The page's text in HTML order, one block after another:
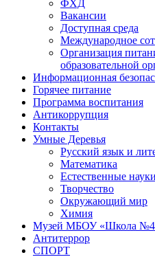
ФХД
Вакансии
Доступная среда
Международное
Организация
образовательной
Информационная
Горячее питание
Программа воспитания
Антикоррупция
Контакты
Умные Деревья
Русский язык и
Математика
Естественные науки
Творчество
Окружающий мир
Химия
Музей МБОУ «Школа
Антитеррор
СПОРТ